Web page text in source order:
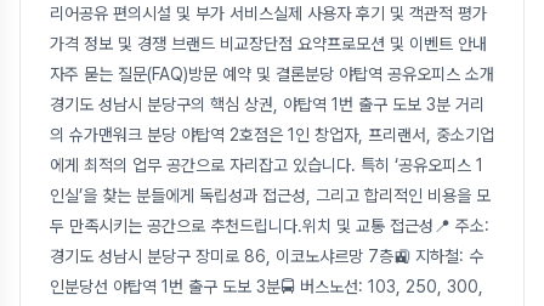
리어공유 편의시설 및 부가 서비스실제 사용자 후기 및 객관적 평가
가격 정보 및 경쟁 브랜드 비교장단점 요약프로모션 및 이벤트 안내
자주 묻는 질문(FAQ)방문 예약 및 결론분당 야탑역 공유오피스 소개
경기도 성남시 분당구의 핵심 상권, 야탑역 1번 출구 도보 3분 거리
의 슈가맨워크 분당 야탑역 2호점은 1인 창업자, 프리랜서, 중소기업
에게 최적의 업무 공간으로 자리잡고 있습니다. 특히 ‘공유오피스 1
인실’을 찾는 분들에게 독립성과 접근성, 그리고 합리적인 비용을 모
두 만족시키는 공간으로 추천드립니다.위치 및 교통 접근성📍 주소:
경기도 성남시 분당구 장미로 86, 이코노샤르망 7층🚉 지하철: 수
인분당선 야탑역 1번 출구 도보 3분🚍 버스노선: 103, 250, 300,